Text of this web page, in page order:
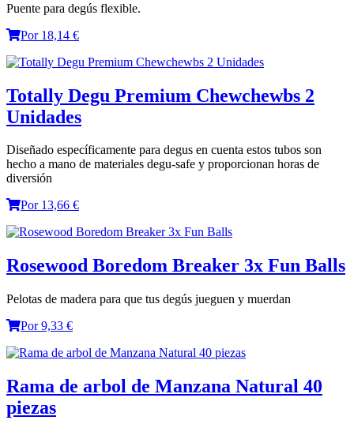
Puente para degús flexible.
Por 18,14 €
Totally Degu Premium Chewchewbs 2
Unidades
Diseñado específicamente para degus en cuenta estos tubos son
hecho a mano de materiales degu-safe y proporcionan horas de
diversión
Por 13,66 €
Rosewood Boredom Breaker 3x Fun Balls
Pelotas de madera para que tus degús jueguen y muerdan
Por 9,33 €
Rama de arbol de Manzana Natural 40
piezas